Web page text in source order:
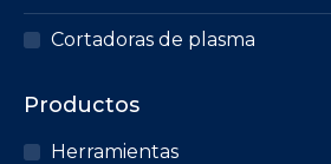
Cortadoras de plasma
Productos
Herramientas